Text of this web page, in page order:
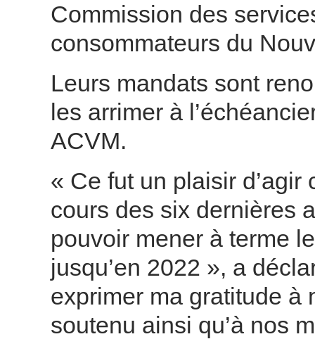
Commission des
consommateurs du
Leurs mandats sont
les arrimer à
ACVM.
« Ce fut un plaisir
cours des six dernières
pouvoir mener à terme
jusqu’en 2022 », a
exprimer ma gratitude à
soutenu ainsi qu’à nos